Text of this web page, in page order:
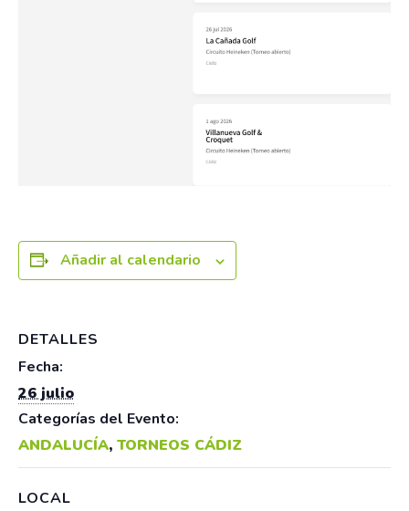
Añadir al calendario
DETALLES
Fecha:
26 julio
Categorías del Evento:
ANDALUCÍA, TORNEOS CÁDIZ
LOCAL